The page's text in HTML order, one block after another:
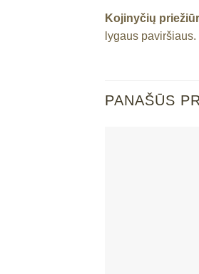
Kojinyčių
lygaus paviršiaus.
PANAŠŪS